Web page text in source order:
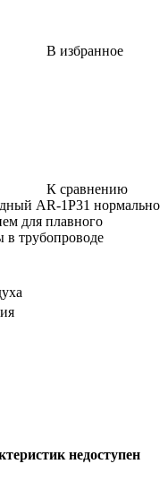
В избранное
К сравнению
AR-1P31 нормально
для плавного
в трубопроводе
недоступен